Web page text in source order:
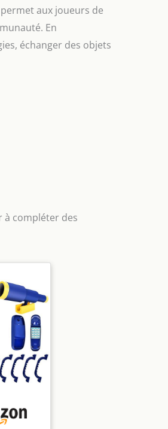
aux joueurs de
En
échanger des objets
à compléter des